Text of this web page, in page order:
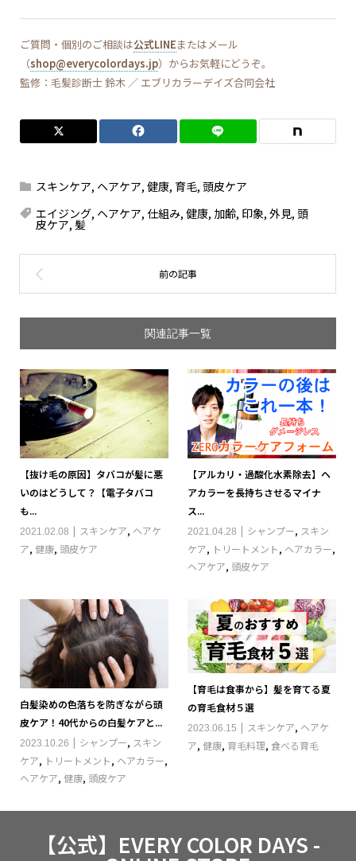
ご質問・個別のご相談は公式LINEまたはメール
（shop@everycolordays.jp）からお気軽にどうぞ。
監修：毛髪診断士 鈴木 ／ エブリカラーデイズ合同会社
スキンケア, ヘアケア, 健康, 育毛, 頭皮ケア
エイジング, ヘアケア, 仕組み, 健康, 加齢, 印象, 外見, 頭
皮ケア, 髪
関連記事一覧
【抜け毛の原因】タバコが髪に悪
いのはどうして？【電子タバコ
も...
2021.02.08 スキンケア, ヘアケ
ア, 健康, 頭皮ケア
【アルカリ・過酸化水素除去】ヘ
アカラーを長持ちさせるマイナ
ス...
2021.04.28 シャンプー, スキン
ケア, トリートメント, ヘアカラー,
ヘアケア, 頭皮ケア
白髪染めの色落ちを防ぎながら頭
皮ケア！40代からの白髪ケアと...
2023.10.26 シャンプー, スキン
ケア, トリートメント, ヘアカラー,
ヘアケア, 健康, 頭皮ケア
【育毛は食事から】髪を育てる夏
の育毛食材５選
2023.06.15 スキンケア, ヘアケ
ア,健康,育毛料理, 食べる育毛
【公式】EVERY COLOR DAYS -